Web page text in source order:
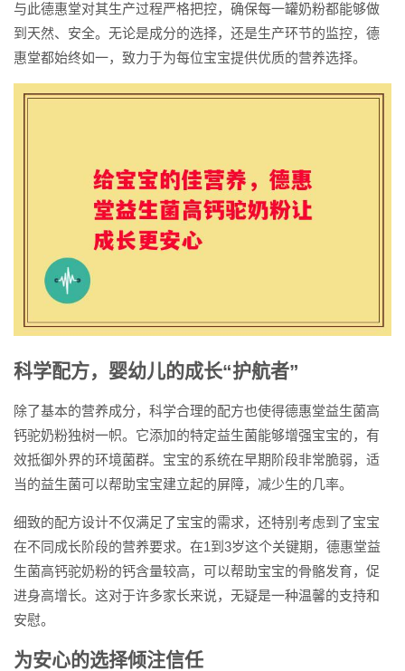
与此德惠堂对其生产过程严格把控，确保每一罐奶粉都能够做
到天然、安全。无论是成分的选择，还是生产环节的监控，德
惠堂都始终如一，致力于为每位宝宝提供优质的营养选择。
科学配方，婴幼儿的成长“护航者”
除了基本的营养成分，科学合理的配方也使得德惠堂益生菌高
钙驼奶粉独树一帜。它添加的特定益生菌能够增强宝宝的，有
效抵御外界的环境菌群。宝宝的系统在早期阶段非常脆弱，适
当的益生菌可以帮助宝宝建立起的屏障，减少生的几率。
细致的配方设计不仅满足了宝宝的需求，还特别考虑到了宝宝
在不同成长阶段的营养要求。在1到3岁这个关键期，德惠堂益
生菌高钙驼奶粉的钙含量较高，可以帮助宝宝的骨骼发育，促
进身高增长。这对于许多家长来说，无疑是一种温馨的支持和
安慰。
为安心的选择倾注信任